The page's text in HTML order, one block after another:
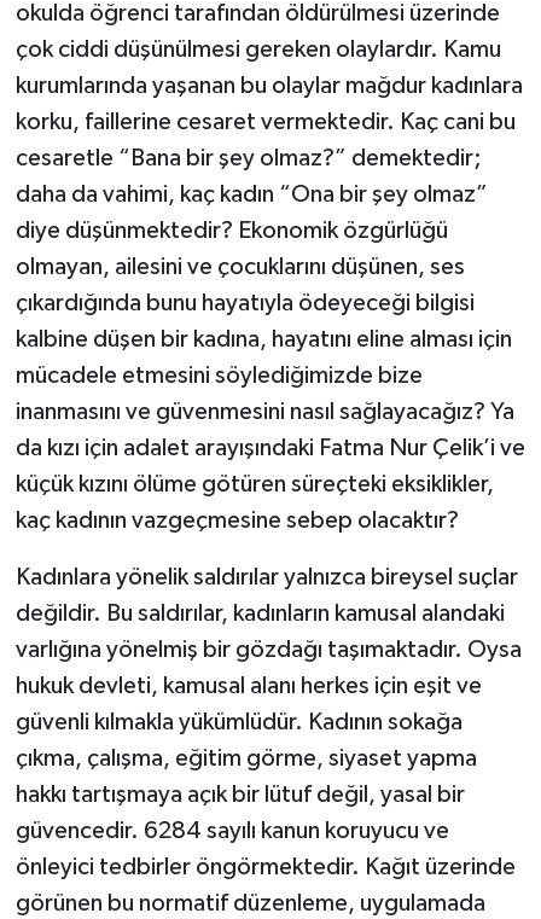
okulda öğrenci tarafından öldürülmesi üzerinde
çok ciddi düşünülmesi gereken olaylardır. Kamu
kurumlarında yaşanan bu olaylar mağdur kadınlara
korku, faillerine cesaret vermektedir. Kaç cani bu
cesaretle “Bana bir şey olmaz?” demektedir;
daha da vahimi, kaç kadın “Ona bir şey olmaz”
diye düşünmektedir? Ekonomik özgürlüğü
olmayan, ailesini ve çocuklarını düşünen, ses
çıkardığında bunu hayatıyla ödeyeceği bilgisi
kalbine düşen bir kadına, hayatını eline alması için
mücadele etmesini söylediğimizde bize
inanmasını ve güvenmesini nasıl sağlayacağız? Ya
da kızı için adalet arayışındaki Fatma Nur Çelik’i ve
küçük kızını ölüme götüren süreçteki eksiklikler,
kaç kadının vazgeçmesine sebep olacaktır?
Kadınlara yönelik saldırılar yalnızca bireysel suçlar
değildir. Bu saldırılar, kadınların kamusal alandaki
varlığına yönelmiş bir gözdağı taşımaktadır. Oysa
hukuk devleti, kamusal alanı herkes için eşit ve
güvenli kılmakla yükümlüdür. Kadının sokağa
çıkma, çalışma, eğitim görme, siyaset yapma
hakkı tartışmaya açık bir lütuf değil, yasal bir
güvencedir. 6284 sayılı kanun koruyucu ve
önleyici tedbirler öngörmektedir. Kağıt üzerinde
görünen bu normatif düzenleme, uygulamada